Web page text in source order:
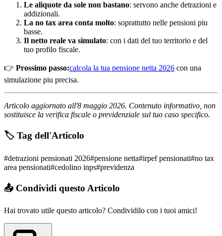
Le aliquote da sole non bastano: servono anche detrazioni e
addizionali.
La no tax area conta molto: soprattutto nelle pensioni piu
basse.
Il netto reale va simulato: con i dati del tuo territorio e del
tuo profilo fiscale.
👉 Prossimo passo:calcola la tua pensione netta 2026 con una
simulazione piu precisa.
Articolo aggiornato all'8 maggio 2026. Contenuto informativo, non
sostituisce la verifica fiscale o previdenziale sul tuo caso specifico.
🏷️ Tag dell'Articolo
#detrazioni pensionati 2026#pensione netta#irpef pensionati#no tax
area pensionati#cedolino inps#previdenza
📤 Condividi questo Articolo
Hai trovato utile questo articolo? Condividilo con i tuoi amici!